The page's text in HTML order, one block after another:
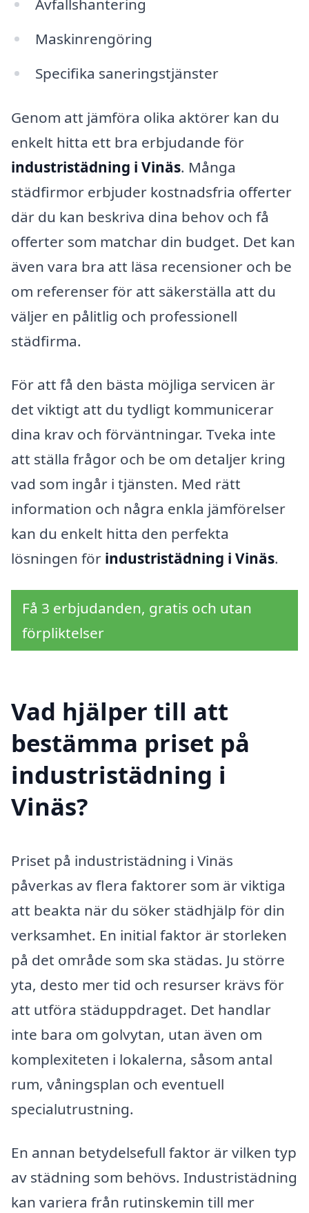
Avfallshantering
Maskinrengöring
Specifika saneringstjänster
Genom att jämföra olika aktörer kan du
enkelt hitta ett bra erbjudande för
industristädning i Vinäs. Många
städfirmor erbjuder kostnadsfria offerter
där du kan beskriva dina behov och få
offerter som matchar din budget. Det kan
även vara bra att läsa recensioner och be
om referenser för att säkerställa att du
väljer en pålitlig och professionell
städfirma.
För att få den bästa möjliga servicen är
det viktigt att du tydligt kommunicerar
dina krav och förväntningar. Tveka inte
att ställa frågor och be om detaljer kring
vad som ingår i tjänsten. Med rätt
information och några enkla jämförelser
kan du enkelt hitta den perfekta
lösningen för industristädning i Vinäs.
Få 3 erbjudanden, gratis och utan
förpliktelser
Vad hjälper till att
bestämma priset på
industristädning i
Vinäs?
Priset på industristädning i Vinäs
påverkas av flera faktorer som är viktiga
att beakta när du söker städhjälp för din
verksamhet. En initial faktor är storleken
på det område som ska städas. Ju större
yta, desto mer tid och resurser krävs för
att utföra städuppdraget. Det handlar
inte bara om golvytan, utan även om
komplexiteten i lokalerna, såsom antal
rum, våningsplan och eventuell
specialutrustning.
En annan betydelsefull faktor är vilken typ
av städning som behövs. Industristädning
kan variera från rutinskemin till mer